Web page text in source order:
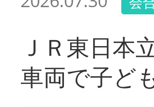
ＪＲ東日
車両で子ど